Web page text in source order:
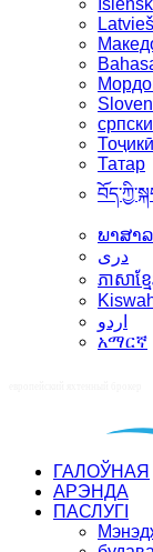
српски
Тоҷикӣ
Татар
ພາສາ
دری
ភាសាខ្មែ
اردو
አማርኛ
ГАЛОЎНАЯ
АРЭНДА
ПАСЛУГІ